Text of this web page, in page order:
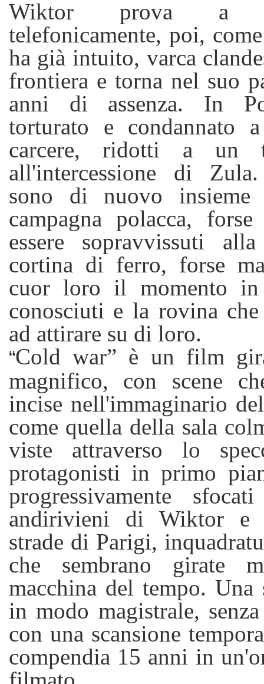
Wiktor prova a
telefonicamente, poi,
ha già intuito, varca
frontiera e torna nel suo
anni di assenza. In
torturato e condannato
carcere, ridotti a un
all'intercessione di
sono di nuovo
campagna polacca,
essere sopravvissuti
cortina di ferro, forse
cuor loro il momento
conosciuti e la rovina
ad attirare su di loro.
“Cold war” è un film
magnifico, con scene
incise nell'immaginario
come quella della sala
viste attraverso lo
protagonisti in primo
progressivamente
andirivieni di Wiktor e
strade di Parigi,
che sembrano girate
macchina del tempo. Una
in modo magistrale,
con una scansione
compendia 15 anni in